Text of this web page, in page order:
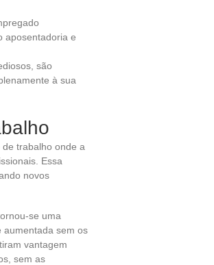
aposentadoria e
são
à sua
trabalho onde a
Essa
novos
se uma
aumentada sem os
vantagem
sem as